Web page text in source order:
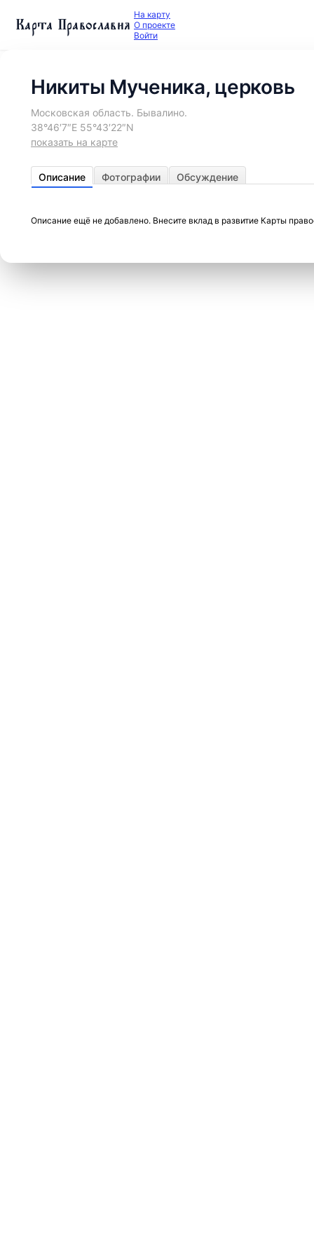
Карта Православия На карту
О проекте
Войти
Никиты Мученика, церковь
Московская область. Бывалино.
38°46′7″E 55°43′22″N
показать на карте
Описание Фотографии Обсуждение
Описание ещё не добавлено. Внесите вклад в развитие Карты